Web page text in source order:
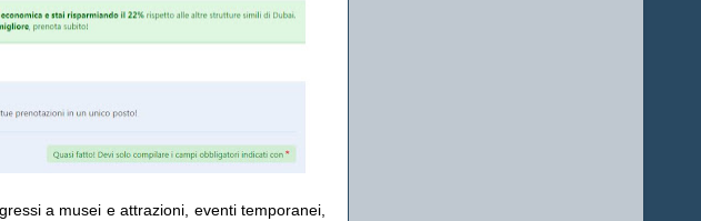
a musei e attrazioni, eventi temporanei,